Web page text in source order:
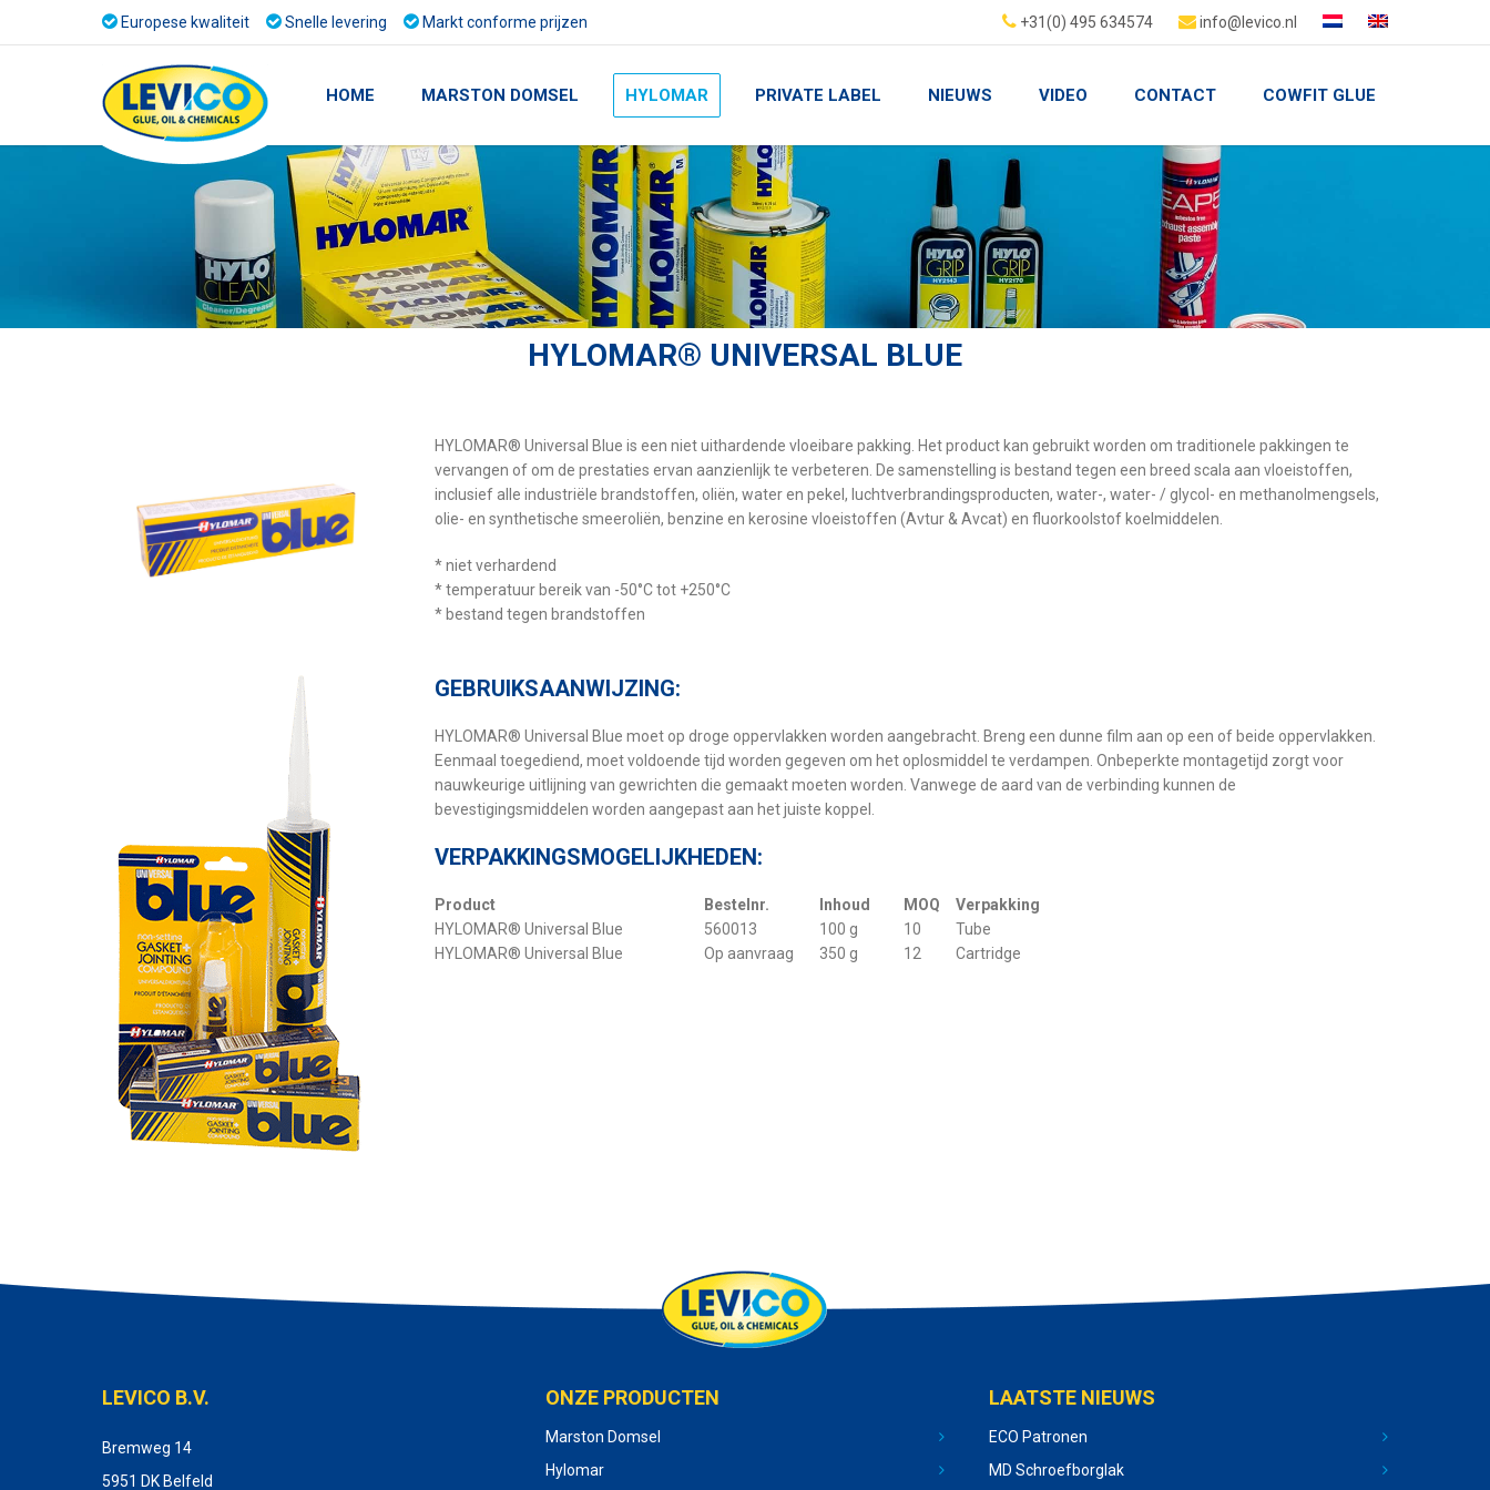
Europese kwaliteit Snelle levering Markt conforme prijzen +31(0) 495 634574 info@levico.nl
HOME MARSTON DOMSEL HYLOMAR PRIVATE LABEL NIEUWS VIDEO CONTACT COWFIT GLUE
HYLOMAR® UNIVERSAL BLUE
HYLOMAR® Universal Blue is een niet uithardende vloeibare pakking. Het product kan gebruikt worden om traditionele pakkingen te
vervangen of om de prestaties ervan aanzienlijk te verbeteren. De samenstelling is bestand tegen een breed scala aan vloeistoffen,
inclusief alle industriële brandstoffen, oliën, water en pekel, luchtverbrandingsproducten, water-, water- / glycol- en methanolmengsels,
olie- en synthetische smeeroliën, benzine en kerosine vloeistoffen (Avtur & Avcat) en fluorkoolstof koelmiddelen.
* niet verhardend
* temperatuur bereik van -50°C tot +250°C
* bestand tegen brandstoffen
GEBRUIKSAANWIJZING:
HYLOMAR® Universal Blue moet op droge oppervlakken worden aangebracht. Breng een dunne film aan op een of beide oppervlakken.
Eenmaal toegediend, moet voldoende tijd worden gegeven om het oplosmiddel te verdampen. Onbeperkte montagetijd zorgt voor
nauwkeurige uitlijning van gewrichten die gemaakt moeten worden. Vanwege de aard van de verbinding kunnen de
bevestigingsmiddelen worden aangepast aan het juiste koppel.
VERPAKKINGSMOGELIJKHEDEN:
Product Bestelnr. Inhoud MOQ
Verpakking
HYLOMAR® Universal Blue
560013 100 g 10
Tube
HYLOMAR® Universal Blue
Op aanvraag 350 g 12 Cartridge
LEVICO B.V.
Bremweg 14
5951 DK Belfeld
ONZE PRODUCTEN
Marston Domsel
Hylomar
LAATSTE NIEUWS
ECO Patronen
MD Schroefborglak